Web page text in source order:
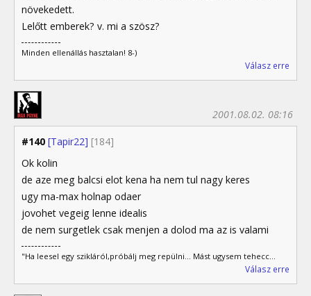
növekedett.
Lelőtt emberek? v. mi a szösz?
Minden ellenállás hasztalan! 8-)
Válasz erre
#140 [Tapir22] [184]
2001.08.02. 08:16
Ok kolin
de aze meg balcsi elot kena ha nem tul nagy keres
ugy ma-max holnap odaer
jovohet vegeig lenne idealis
de nem surgetlek csak menjen a dolod ma az is valami
"Ha leesel egy szikláról,próbálj meg repülni... Mást ugysem tehecc...
Válasz erre